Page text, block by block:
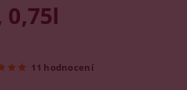
0,75l
11 hodnocení